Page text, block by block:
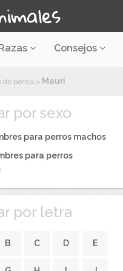
Consejos
de perros > Mauri
por sexo
para perros machos
para perros
por letra
B C D E